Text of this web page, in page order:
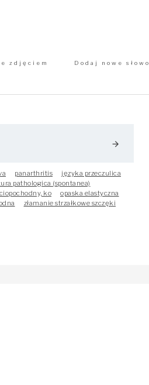
zdjęciem Dodaj nowe słowo
arrow_forward
panarthritis
języka przeczulica
pathologica (spontanea)
ko
opaska elastyczna
złamanie strzałkowe szczęki